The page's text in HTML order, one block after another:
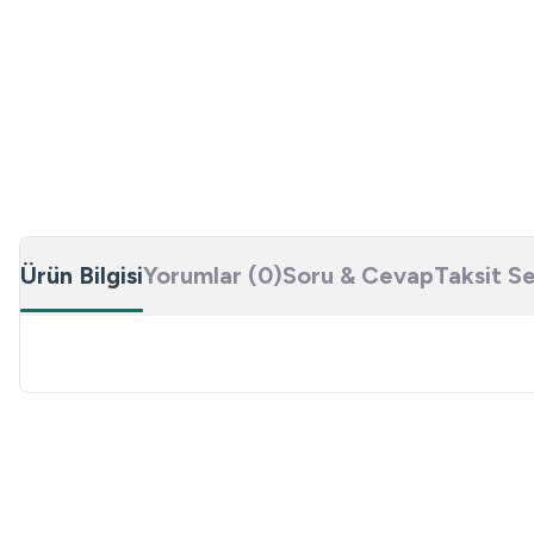
Ürün BilgisiYorumlar (0)Soru & CevapTaksit